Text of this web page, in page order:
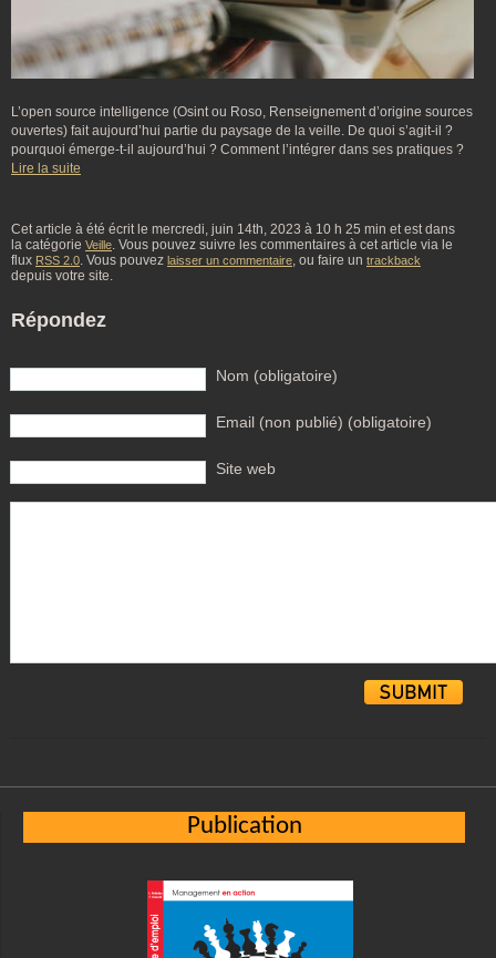
L’open source intelligence (Osint ou Roso, Renseignement d’origine sources
ouvertes) fait aujourd’hui partie du paysage de la veille. De quoi s’agit-il ?
pourquoi émerge-t-il aujourd’hui ? Comment l’intégrer dans ses pratiques ?
Lire la suite
Cet article à été écrit le mercredi, juin 14th, 2023 à 10 h 25 min et est dans
la catégorie Veille. Vous pouvez suivre les commentaires à cet article via le
flux RSS 2.0. Vous pouvez laisser un commentaire, ou faire un trackback
depuis votre site.
Répondez
Nom (obligatoire)
Email (non publié) (obligatoire)
Site web
Publication